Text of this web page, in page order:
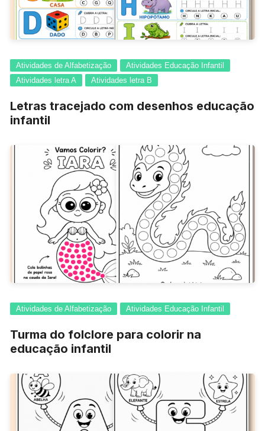
Atividades de Alfabetização
Atividades Educação Infantil
Atividades letra A
Atividades letra B
Letras tracejado com desenhos educação
infantil
Atividades de Alfabetização Atividades Educação Infantil
Turma do folclore para colorir na
educação infantil